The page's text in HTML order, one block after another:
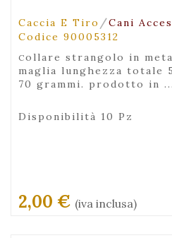
Caccia E Tiro /Cani
Codice 90005312
collare strangolo in metallo cromato ad una
maglia lunghezza totale
70 grammi. prodotto in ...
Disponibilità 10 Pz
2,00 € (iva inclusa)